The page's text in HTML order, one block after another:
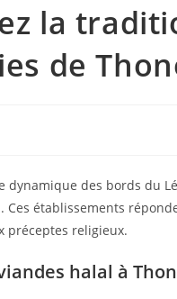
la
de
dynamique des bords du
Ces établissements
préceptes religieux.
halal à